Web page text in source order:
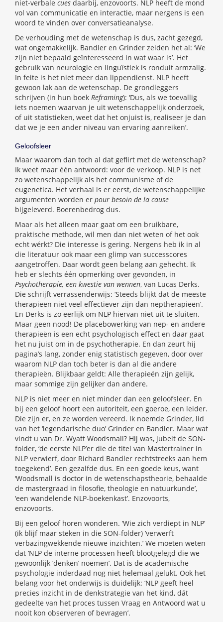
niet-verbale cues daarbij, enzovoorts. NLP heeft de mond
vol van communicatie en interactie, maar nergens is een
woord te vinden over conversatieanalyse.
De verhouding met de wetenschap is dus, zacht gezegd,
wat ongemakkelijk. Bandler en Grinder zeiden het al: ‘We
zijn niet bepaald geïnteresseerd in wat waar is’. Het
gebruik van neurologie en linguïstiek is ronduit armzalig.
In feite is het niet meer dan lippendienst. NLP heeft
gewoon lak aan de wetenschap. De grondleggers
schrijven (in hun boek Reframing): ‘Dus, als we toevallig
iets noemen waarvan je uit wetenschappelijk onderzoek,
of uit statistieken, weet dat het onjuist is, realiseer je dan
dat we je een ander niveau van ervaring aanreiken’.
Geloofsleer
Maar waarom dan toch al dat geflirt met de wetenschap?
Ik weet maar één antwoord: voor de verkoop. NLP is net
zo wetenschappelijk als het communisme of de
eugenetica. Het verhaal is er eerst, de wetenschappelijke
argumenten worden er pour besoin de la cause
bijgeleverd. Boerenbedrog dus.
Maar als het alleen maar gaat om een bruikbare,
praktische methode, wil men dan niet weten of het ook
echt wérkt? Die interesse is gering. Nergens heb ik in al
die literatuur ook maar een glimp van successcores
aangetroffen. Daar wordt geen belang aan gehecht. Ik
heb er slechts één opmerking over gevonden, in
Psychotherapie, een kwestie van wennen, van Lucas Derks.
Die schrijft verrassenderwijs: ‘Steeds blijkt dat de meeste
therapieën niet veel effectiever zijn dan neptherapieën’.
En Derks is zo eerlijk om NLP hiervan niet uit te sluiten.
Maar geen nood! De placebowerking van nep- en andere
therapieën is een echt psychologisch effect en daar gaat
het nu juist om in de psychotherapie. En dan zeurt hij
pagina’s lang, zonder enig statistisch gegeven, door over
waarom NLP dan toch beter is dan al die andere
therapieën. Blijkbaar geldt: Alle therapieën zijn gelijk,
maar sommige zijn gelijker dan andere.
NLP is niet meer en niet minder dan een geloofsleer. En
bij een geloof hoort een autoriteit, een goeroe, een leider.
Die zijn er, en ze worden vereerd. Ik noemde Grinder, lid
van het ‘legendarische duo’ Grinder en Bandler. Maar wat
vindt u van Dr. Wyatt Woodsmall? Hij was, jubelt de SON-
folder, ‘de eerste NLP’er die de titel van Mastertrainer in
NLP verwierf, door Richard Bandler rechtstreeks aan hem
toegekend’. Een gezalfde dus. En een goede keus, want
‘Woodsmall is doctor in de wetenschapstheorie, behaalde
de mastergraad in filosofie, theologie en natuurkunde’,
‘een wandelende NLP-boekenkast’. Enzovoorts,
enzovoorts.
Bij een geloof horen wonderen. ‘Wie zich verdiept in NLP’
(ik blijf maar steken in die SON-folder) ‘verwerft
verbazingwekkende nieuwe inzichten.’ We moeten weten
dat ‘NLP de interne processen heeft blootgelegd die we
gewoonlijk ‘denken’ noemen’. Dat is de academische
psychologie inderdaad nog niet helemaal gelukt. Ook het
belang voor het onderwijs is duidelijk: ‘NLP geeft heel
precies inzicht in de denkstrategie van het kind, dát
gedeelte van het proces tussen Vraag en Antwoord wat u
nooit kon observeren of bevragen’.